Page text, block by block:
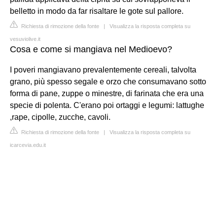
belletto in modo da far risaltare le gote sul pallore.
Richiesta di rimozione della fonte | Visualizza la risposta completa su
vesuviolive.it
Cosa e come si mangiava nel Medioevo?
I poveri mangiavano prevalentemente cereali, talvolta
grano, più spesso segale e orzo che consumavano sotto
forma di pane, zuppe o minestre, di farinata che era una
specie di polenta. C'erano poi ortaggi e legumi: lattughe
,rape, cipolle, zucche, cavoli.
Richiesta di rimozione della fonte | Visualizza la risposta completa su
icarcevia.edu.it